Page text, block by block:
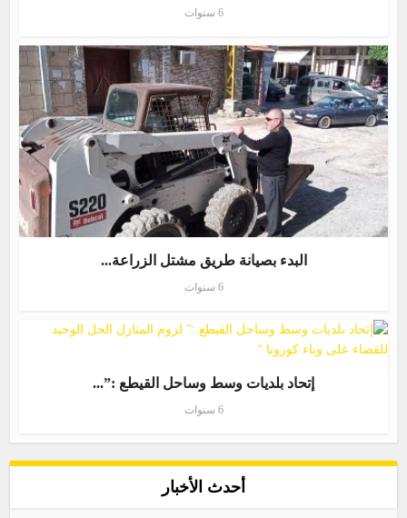
6 سنوات
البدء بصيانة طريق مشتل الزراعة...
6 سنوات
إتحاد بلديات وسط وساحل القيطع :”...
6 سنوات
أحدث الأخبار